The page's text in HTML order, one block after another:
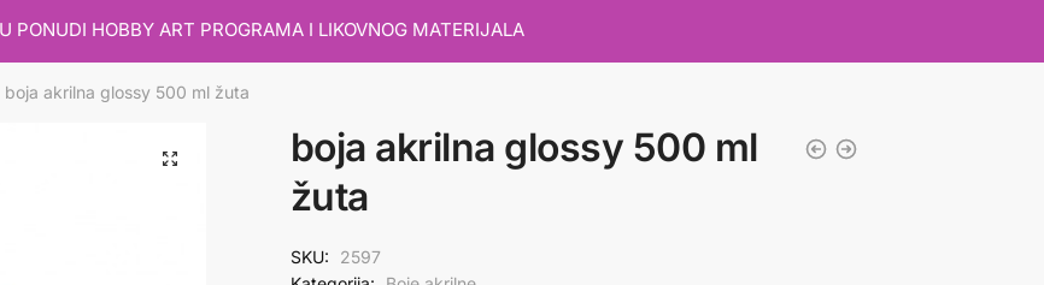
PONUDI HOBBY ART PROGRAMA I LIKOVNOG MATERIJALA
boja akrilna glossy 500 ml žuta
boja akrilna glossy 500 ml
žuta
SKU:
2597